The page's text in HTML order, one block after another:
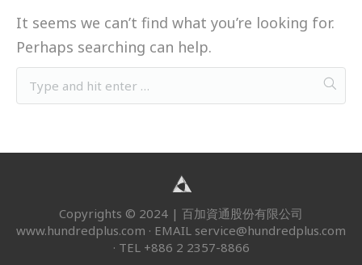
客服中心
It seems we can’t find what you’re looking for.
Perhaps searching can help.
Copyrights © 2024 | 百加資通股份有限公司
www.hundredplus.com · EMAIL service@hundredplus.com
· TEL +886 2 2357-8866